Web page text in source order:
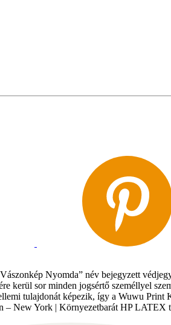
Nyomda” név bejegyzett
kerül sor minden jogsértő személlyel
tulajdonát képezik, így a Wuwu Print
– New York | Környezetbarát HP